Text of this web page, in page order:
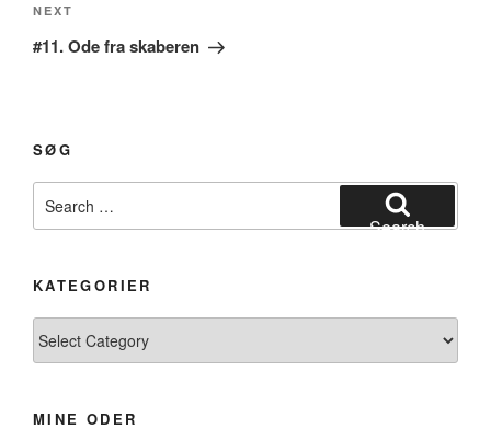
Next
Post
NEXT
#11. Ode fra skaberen
SØG
for:
Search
KATEGORIER
MINE ODER